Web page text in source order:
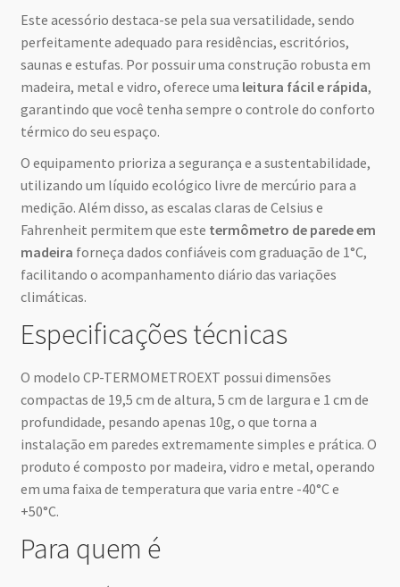
Este acessório destaca-se pela sua versatilidade, sendo
perfeitamente adequado para residências, escritórios,
saunas e estufas. Por possuir uma construção robusta em
madeira, metal e vidro, oferece uma leitura fácil e rápida,
garantindo que você tenha sempre o controle do conforto
térmico do seu espaço.
O equipamento prioriza a segurança e a sustentabilidade,
utilizando um líquido ecológico livre de mercúrio para a
medição. Além disso, as escalas claras de Celsius e
Fahrenheit permitem que este termômetro de parede em
madeira forneça dados confiáveis com graduação de 1°C,
facilitando o acompanhamento diário das variações
climáticas.
Especificações técnicas
O modelo CP-TERMOMETROEXT possui dimensões
compactas de 19,5 cm de altura, 5 cm de largura e 1 cm de
profundidade, pesando apenas 10g, o que torna a
instalação em paredes extremamente simples e prática. O
produto é composto por madeira, vidro e metal, operando
em uma faixa de temperatura que varia entre -40°C e
+50°C.
Para quem é